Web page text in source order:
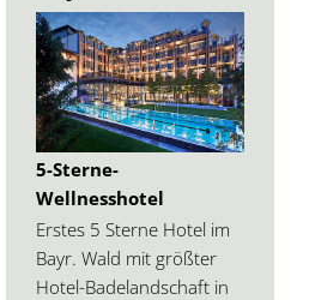
5-Sterne-
Wellnesshotel
Erstes 5 Sterne Hotel im
Bayr. Wald mit größter
Hotel-Badelandschaft in